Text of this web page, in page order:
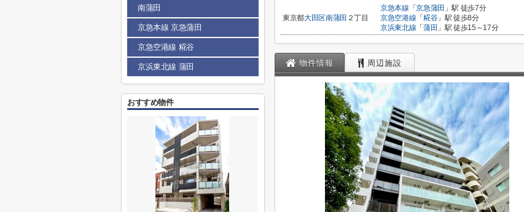
東京都大田区南蒲田 ２丁目
京急本線 「京急蒲田 」駅 徒歩7分
京急空港線 「 糀谷」駅 徒歩8分
京浜東北線 「 蒲田 」駅 徒歩15～17分
物件情報 周辺施設
南蒲田
京急本線 京急蒲田
京急空港線 糀谷
京浜東北線 蒲田
おすすめ物件